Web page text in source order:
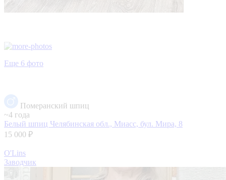
Еще 6 фото
Померанский шпиц
~4 года
Белый шпиц Челябинская обл., Миасс, бул. Мира, 8
15 000 ₽
O'Lins
Заводчик